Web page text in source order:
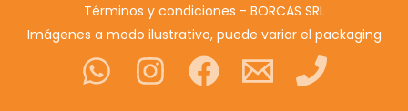
Términos y condiciones - BORCAS SRL
Imágenes a modo ilustrativo, puede variar el packaging